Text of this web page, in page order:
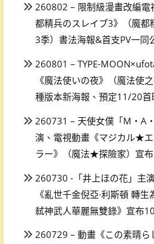
260802 – 限制級漫畫改編電
都精兵のスレイブ3》（魔都
3季）書法海報&首支PV一同
260801 – TYPE-
《魔法使いの夜》（魔法使
種版本新海報、預定11/20首
260731 – 天使女僕「M・A
演、電視動畫《マジカル★
ラー》（魔法★探險家）宣布
260730 -「井上ほの花」主
《亂世千金倪亞·利斯頓 轉
弒神武人華麗無雙錄》宣布
260729 – 動畫《この素晴ら